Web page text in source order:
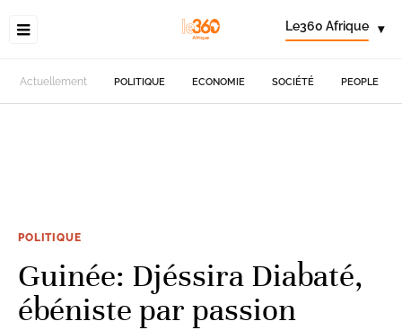
Le360 Afrique ▾
Actuellement POLITIQUE ECONOMIE SOCIÉTÉ PEOPLE
POLITIQUE
Guinée: Djéssira Diabaté,
ébéniste par passion